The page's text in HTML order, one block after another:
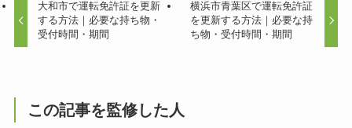
大和市で運転免許証を更新
する方法｜必要な持ち物・
受付時間・期間
横浜市青葉区で運転免許証
を更新する方法｜必要な持
ち物・受付時間・期間
この記事を監修した人